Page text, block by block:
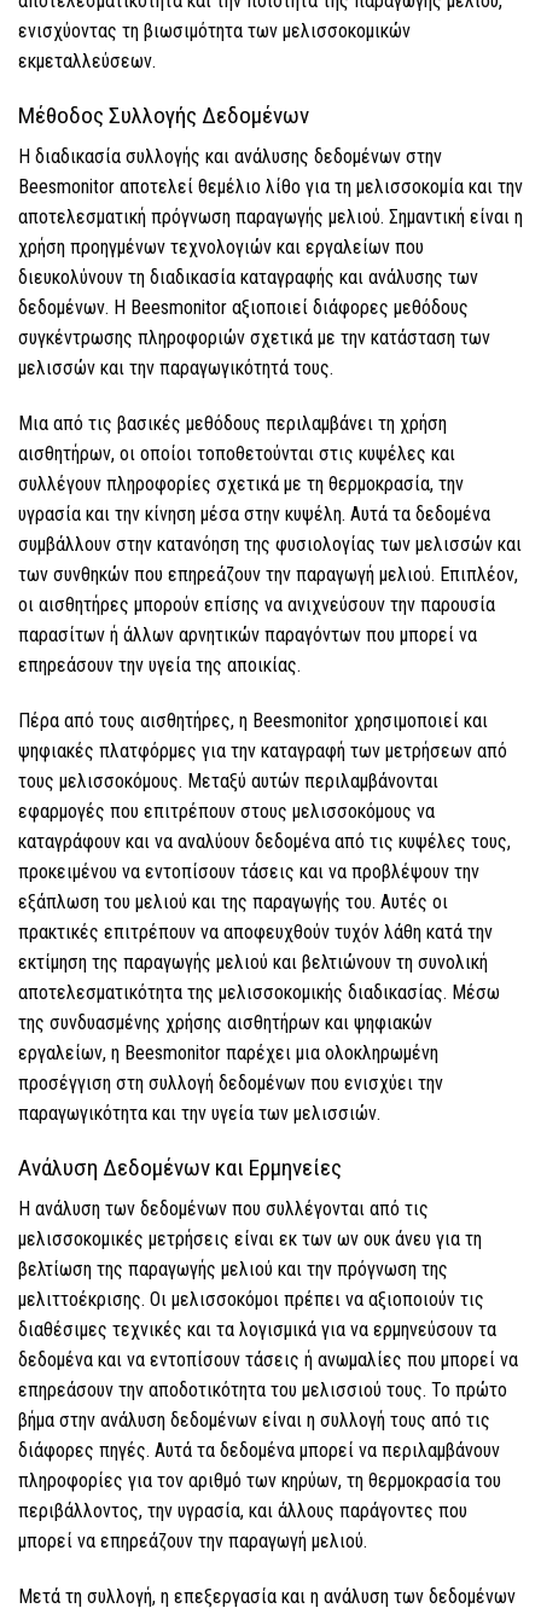
ενισχύοντας τη βιωσιμότητα των μελισσοκομικών
εκμεταλλεύσεων.
Μέθοδος Συλλογής Δεδομένων
Η διαδικασία συλλογής και ανάλυσης δεδομένων στην
Beesmonitor αποτελεί θεμέλιο λίθο για τη μελισσοκομία και την
αποτελεσματική πρόγνωση παραγωγής μελιού. Σημαντική είναι η
χρήση προηγμένων τεχνολογιών και εργαλείων που
διευκολύνουν τη διαδικασία καταγραφής και ανάλυσης των
δεδομένων. Η Beesmonitor αξιοποιεί διάφορες μεθόδους
συγκέντρωσης πληροφοριών σχετικά με την κατάσταση των
μελισσών και την παραγωγικότητά τους.
Μια από τις βασικές μεθόδους περιλαμβάνει τη χρήση
αισθητήρων, οι οποίοι τοποθετούνται στις κυψέλες και
συλλέγουν πληροφορίες σχετικά με τη θερμοκρασία, την
υγρασία και την κίνηση μέσα στην κυψέλη. Αυτά τα δεδομένα
συμβάλλουν στην κατανόηση της φυσιολογίας των μελισσών και
των συνθηκών που επηρεάζουν την παραγωγή μελιού. Επιπλέον,
οι αισθητήρες μπορούν επίσης να ανιχνεύσουν την παρουσία
παρασίτων ή άλλων αρνητικών παραγόντων που μπορεί να
επηρεάσουν την υγεία της αποικίας.
Πέρα από τους αισθητήρες, η Beesmonitor χρησιμοποιεί και
ψηφιακές πλατφόρμες για την καταγραφή των μετρήσεων από
τους μελισσοκόμους. Μεταξύ αυτών περιλαμβάνονται
εφαρμογές που επιτρέπουν στους μελισσοκόμους να
καταγράφουν και να αναλύουν δεδομένα από τις κυψέλες τους,
προκειμένου να εντοπίσουν τάσεις και να προβλέψουν την
εξάπλωση του μελιού και της παραγωγής του. Αυτές οι
πρακτικές επιτρέπουν να αποφευχθούν τυχόν λάθη κατά την
εκτίμηση της παραγωγής μελιού και βελτιώνουν τη συνολική
αποτελεσματικότητα της μελισσοκομικής διαδικασίας. Μέσω
της συνδυασμένης χρήσης αισθητήρων και ψηφιακών
εργαλείων, η Beesmonitor παρέχει μια ολοκληρωμένη
προσέγγιση στη συλλογή δεδομένων που ενισχύει την
παραγωγικότητα και την υγεία των μελισσιών.
Ανάλυση Δεδομένων και Ερμηνείες
Η ανάλυση των δεδομένων που συλλέγονται από τις
μελισσοκομικές μετρήσεις είναι εκ των ων ουκ άνευ για τη
βελτίωση της παραγωγής μελιού και την πρόγνωση της
μελιττοέκρισης. Οι μελισσοκόμοι πρέπει να αξιοποιούν τις
διαθέσιμες τεχνικές και τα λογισμικά για να ερμηνεύσουν τα
δεδομένα και να εντοπίσουν τάσεις ή ανωμαλίες που μπορεί να
επηρεάσουν την αποδοτικότητα του μελισσιού τους. Το πρώτο
βήμα στην ανάλυση δεδομένων είναι η συλλογή τους από τις
διάφορες πηγές. Αυτά τα δεδομένα μπορεί να περιλαμβάνουν
πληροφορίες για τον αριθμό των κηρύων, τη θερμοκρασία του
περιβάλλοντος, την υγρασία, και άλλους παράγοντες που
μπορεί να επηρεάζουν την παραγωγή μελιού.
Μετά τη συλλογή, η επεξεργασία και η ανάλυση των δεδομένων